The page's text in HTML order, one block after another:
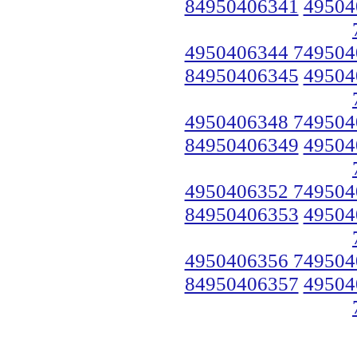
84950406341
4950406344
84950406345
4950406348
84950406349
4950406352
84950406353
4950406356
84950406357